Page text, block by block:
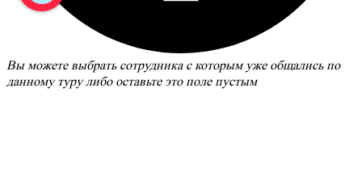
Вы можете выбрать сотрудника с которым уже общались по
данному туру либо оставьте это поле пустым